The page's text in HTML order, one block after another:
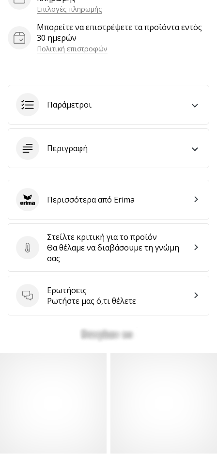
Εμφάνιση
όλων
Επιλογές πληρωμής
Μπορείτε να επιστρέψετε τα προϊόντα εντός
30 ημερών
Πολιτική επιστροφών
Παράμετροι
Περιγραφή
Στείλτε κριτική για το προϊόν
Στείλτε κριτική για το προϊόν
Θα θέλαμε να διαβάσουμε τη γνώμη
σας
Ερωτήσεις
Ερωτήσεις
Ρωτήστε μας ό,τι θέλετε
ErimaΠερισσότερα από Erima